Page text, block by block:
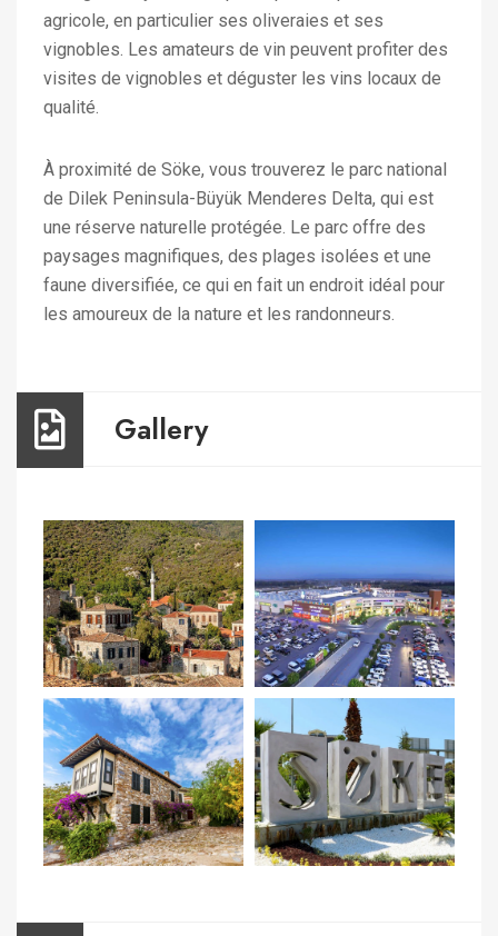
agricole, en particulier ses oliveraies et ses
vignobles. Les amateurs de vin peuvent profiter des
visites de vignobles et déguster les vins locaux de
qualité.
À proximité de Söke, vous trouverez le parc national
de Dilek Peninsula-Büyük Menderes Delta, qui est
une réserve naturelle protégée. Le parc offre des
paysages magnifiques, des plages isolées et une
faune diversifiée, ce qui en fait un endroit idéal pour
les amoureux de la nature et les randonneurs.
Gallery